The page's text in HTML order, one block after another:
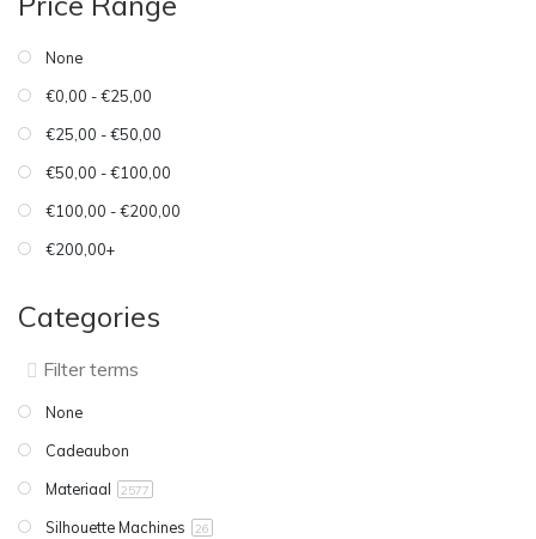
None
€0,00 - €25,00
€25,00 - €50,00
€50,00 - €100,00
€100,00 - €200,00
€200,00+
Categories
None
Cadeaubon
Materiaal
2577
Silhouette Machines 26